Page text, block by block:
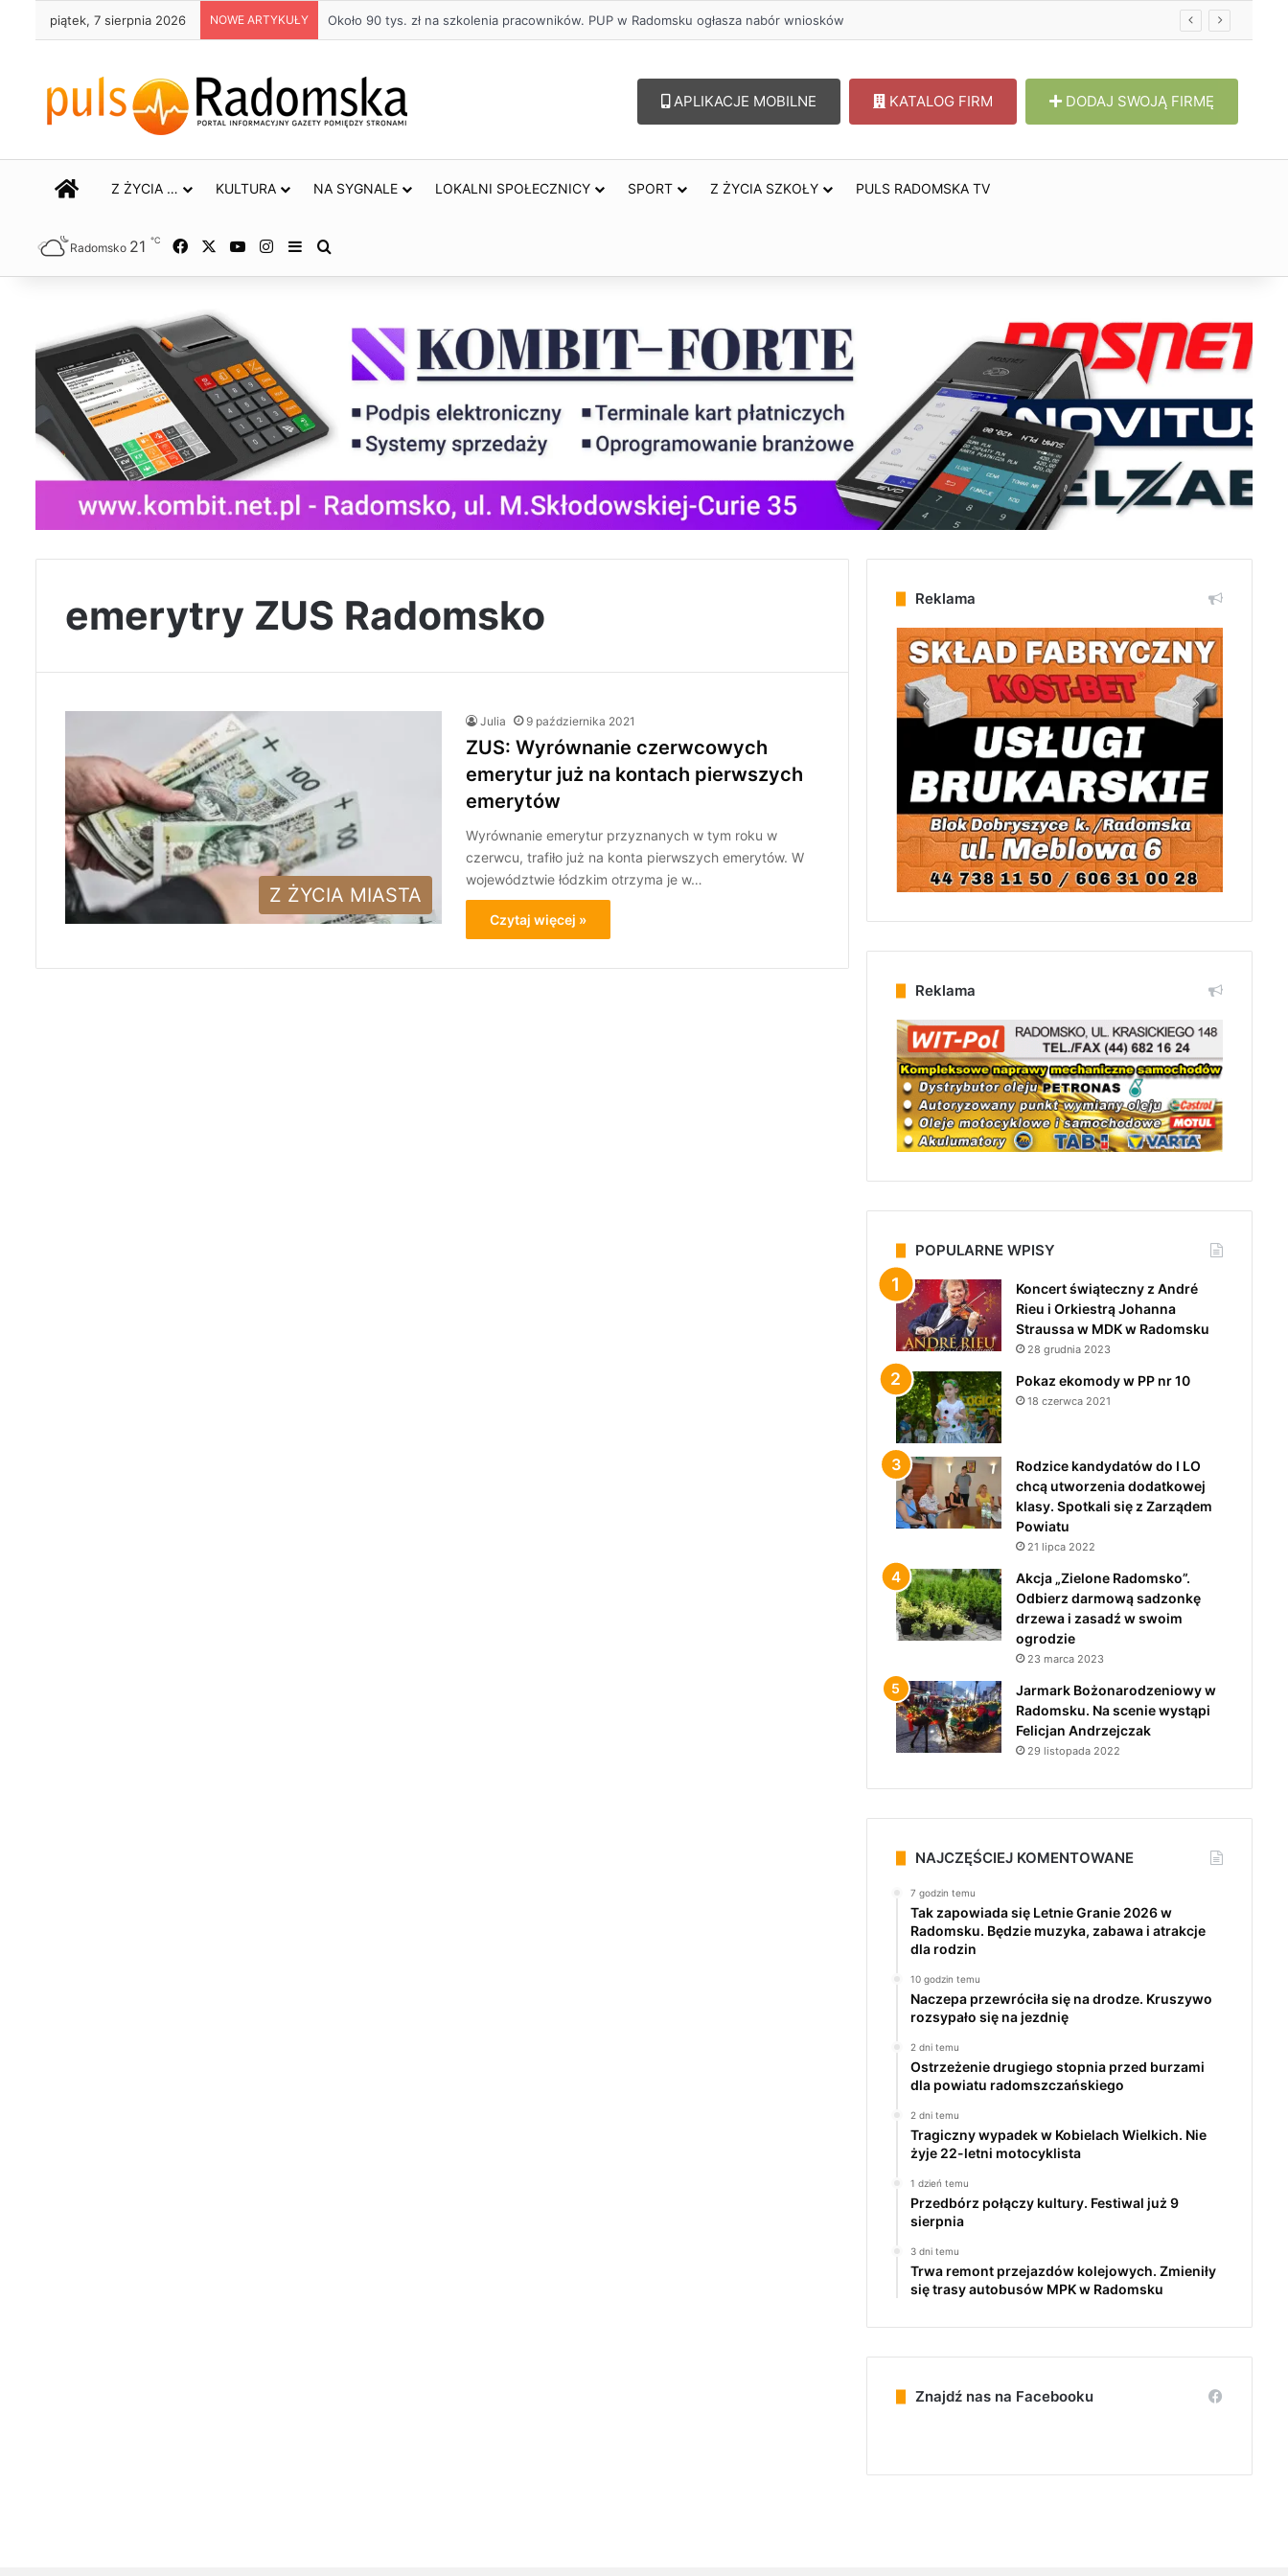
piątek, 7 sierpnia 2026 NOWE ARTYKUŁY Około 90 tys. zł na szkolenia pracowników. PUP w Radomsku ogłasza nabór wniosków
APLIKACJE MOBILNE KATALOG FIRM DODAJ SWOJĄ FIRMĘ
STRONA GŁÓWNA
Z ŻYCIA … KULTURA NA SYGNALE LOKALNI SPOŁECZNICY SPORT Z ŻYCIA SZKOŁY PULS RADOMSKA TV
Radomsko 21 ℃ Facebook YouTubeInstagram
Sidebar
emerytry ZUS Radomsko
Z ŻYCIA MIASTA
Julia 9 października 2021
ZUS: Wyrównanie czerwcowych
emerytur już na kontach pierwszych
emerytów
Wyrównanie emerytur przyznanych w tym roku w
czerwcu, trafiło już na konta pierwszych emerytów. W
województwie łódzkim otrzyma je w…
Czytaj więcej »
Reklama
Reklama
POPULARNE WPISY
Koncert świąteczny z André
Rieu i Orkiestrą Johanna
Straussa w MDK w Radomsku
28 grudnia 2023
Pokaz ekomody w PP nr 10
18 czerwca 2021
Rodzice kandydatów do I LO
chcą utworzenia dodatkowej
klasy. Spotkali się z Zarządem
Powiatu
21 lipca 2022
Akcja „Zielone Radomsko”.
Odbierz darmową sadzonkę
drzewa i zasadź w swoim
ogrodzie
23 marca 2023
Jarmark Bożonarodzeniowy w
Radomsku. Na scenie wystąpi
Felicjan Andrzejczak
29 listopada 2022
NAJCZĘŚCIEJ KOMENTOWANE
7 godzin temu
Tak zapowiada się Letnie Granie 2026 w
Radomsku. Będzie muzyka, zabawa i atrakcje
dla rodzin
10 godzin temu
Naczepa przewróciła się na drodze. Kruszywo
rozsypało się na jezdnię
2 dni temu
Ostrzeżenie drugiego stopnia przed burzami
dla powiatu radomszczańskiego
2 dni temu
Tragiczny wypadek w Kobielach Wielkich. Nie
żyje 22-letni motocyklista
1 dzień temu
Przedbórz połączy kultury. Festiwal już 9
sierpnia
3 dni temu
Trwa remont przejazdów kolejowych. Zmieniły
się trasy autobusów MPK w Radomsku
Znajdź nas na Facebooku